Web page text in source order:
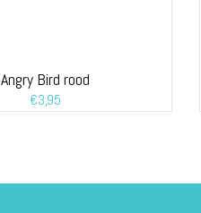
Angry Bird rood
€3,95